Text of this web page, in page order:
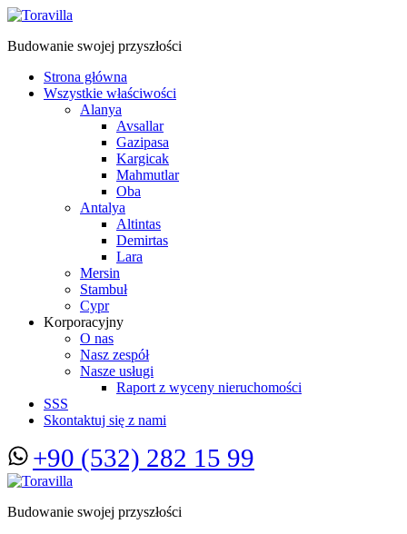
Budowanie swojej przyszłości
Strona główna
Wszystkie właściwości
Alanya
Avsallar
Gazipasa
Kargicak
Mahmutlar
Oba
Antalya
Altintas
Demirtas
Lara
Mersin
Stambuł
Cypr
Korporacyjny
O nas
Nasz zespół
Nasze usługi
Raport z wyceny nieruchomości
SSS
Skontaktuj się z nami
+90 (532) 282 15 99
Budowanie swojej przyszłości